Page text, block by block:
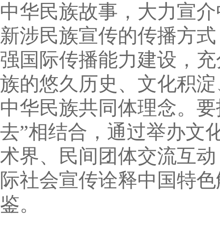
中华民族故事，大力宣
新涉民族宣传的传播方
强国际传播能力建设，
族的悠久历史、文化积
中华民族共同体理念。
去”相结合，通过举办文
术界、民间团体交流互
际社会宣传诠释中国特
鉴。